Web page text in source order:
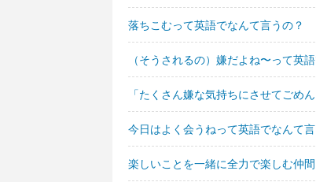
落ちこむって英語でなんて言うの？
（そうされるの）嫌だよね〜って英
「たくさん嫌な気持ちにさせてごめ
今日はよく会うねって英語でなんて
楽しいことを一緒に全力で楽しむ仲